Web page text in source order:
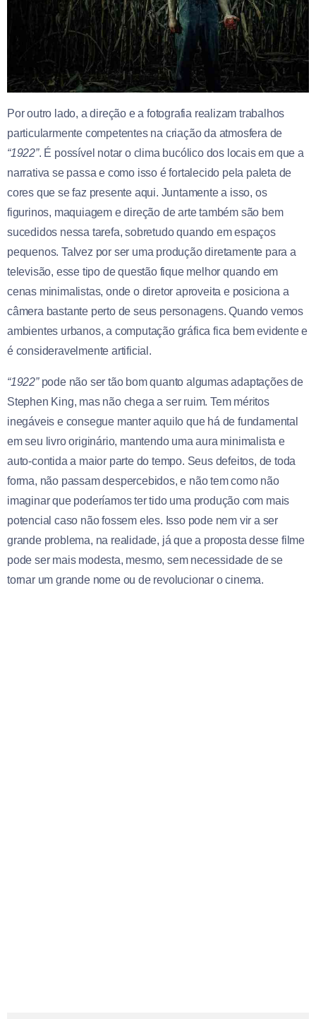
Por outro lado, a direção e a fotografia realizam trabalhos
particularmente competentes na criação da atmosfera de
“1922”. É possível notar o clima bucólico dos locais em que a
narrativa se passa e como isso é fortalecido pela paleta de
cores que se faz presente aqui. Juntamente a isso, os
figurinos, maquiagem e direção de arte também são bem
sucedidos nessa tarefa, sobretudo quando em espaços
pequenos. Talvez por ser uma produção diretamente para a
televisão, esse tipo de questão fique melhor quando em
cenas minimalistas, onde o diretor aproveita e posiciona a
câmera bastante perto de seus personagens. Quando vemos
ambientes urbanos, a computação gráfica fica bem evidente e
é consideravelmente artificial.
“1922” pode não ser tão bom quanto algumas adaptações de
Stephen King, mas não chega a ser ruim. Tem méritos
inegáveis e consegue manter aquilo que há de fundamental
em seu livro originário, mantendo uma aura minimalista e
auto-contida a maior parte do tempo. Seus defeitos, de toda
forma, não passam despercebidos, e não tem como não
imaginar que poderíamos ter tido uma produção com mais
potencial caso não fossem eles. Isso pode nem vir a ser
grande problema, na realidade, já que a proposta desse filme
pode ser mais modesta, mesmo, sem necessidade de se
tornar um grande nome ou de revolucionar o cinema.